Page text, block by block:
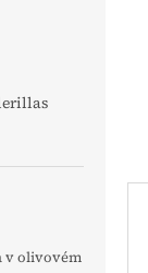
v olivovém